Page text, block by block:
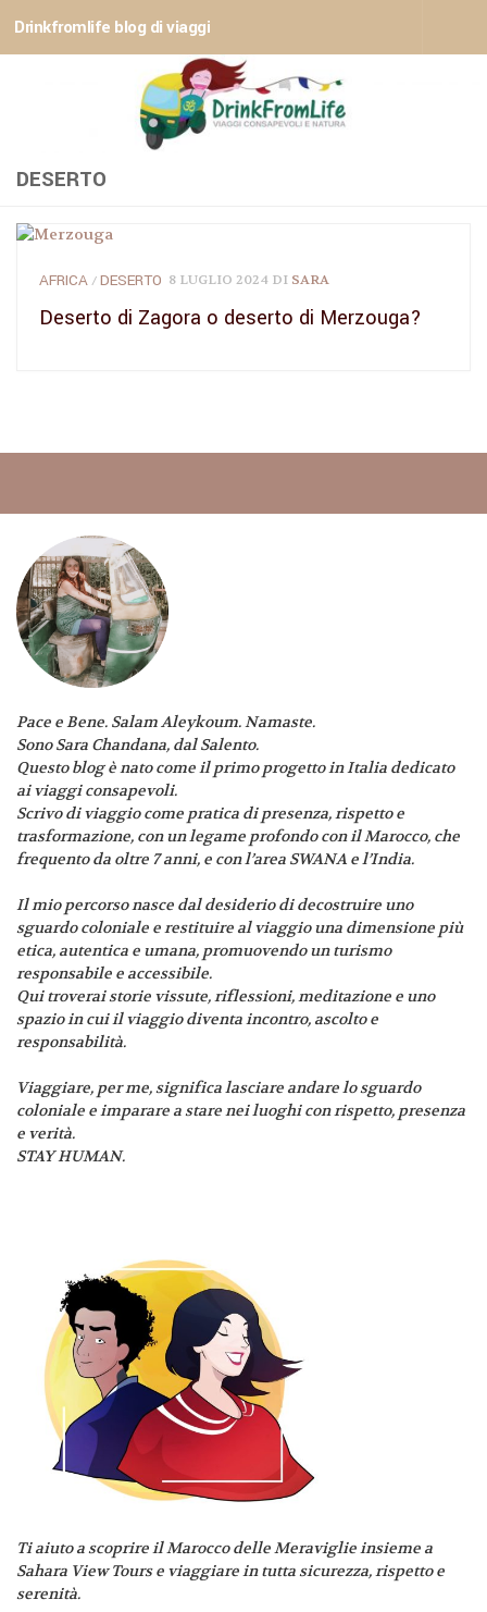
Sotto il contenuto
Drinkfromlife blog di viaggi
DESERTO
AFRICA/DESERTO 8 LUGLIO 2024 DI SARA
Deserto di Zagora o deserto di Merzouga?
Pace e Bene. Salam Aleykoum. Namaste.
Sono Sara Chandana, dal Salento.
Questo blog è nato come il primo progetto in Italia dedicato
ai viaggi consapevoli.
Scrivo di viaggio come pratica di presenza, rispetto e
trasformazione, con un legame profondo con il Marocco, che
frequento da oltre 7 anni, e con l’area SWANA e l’India.
Il mio percorso nasce dal desiderio di decostruire uno
sguardo coloniale e restituire al viaggio una dimensione più
etica, autentica e umana, promuovendo un turismo
responsabile e accessibile.
Qui troverai storie vissute, riflessioni, meditazione e uno
spazio in cui il viaggio diventa incontro, ascolto e
responsabilità.
Viaggiare, per me, significa lasciare andare lo sguardo
coloniale e imparare a stare nei luoghi con rispetto, presenza
e verità.
STAY HUMAN.
Ti aiuto a scoprire il Marocco delle Meraviglie insieme a
Sahara View Tours e viaggiare in tutta sicurezza, rispetto e
serenità.